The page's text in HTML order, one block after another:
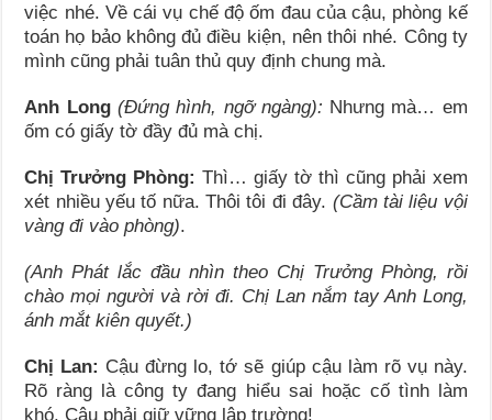
việc nhé. Về cái vụ chế độ ốm đau của cậu, phòng kế
toán họ bảo không đủ điều kiện, nên thôi nhé. Công ty
mình cũng phải tuân thủ quy định chung mà.
Anh Long (Đứng hình, ngỡ ngàng): Nhưng mà… em
ốm có giấy tờ đầy đủ mà chị.
Chị Trưởng Phòng: Thì… giấy tờ thì cũng phải xem
xét nhiều yếu tố nữa. Thôi tôi đi đây. (Cầm tài liệu vội
vàng đi vào phòng).
(Anh Phát lắc đầu nhìn theo Chị Trưởng Phòng, rồi
chào mọi người và rời đi. Chị Lan nắm tay Anh Long,
ánh mắt kiên quyết.)
Chị Lan: Cậu đừng lo, tớ sẽ giúp cậu làm rõ vụ này.
Rõ ràng là công ty đang hiểu sai hoặc cố tình làm
khó. Cậu phải giữ vững lập trường!